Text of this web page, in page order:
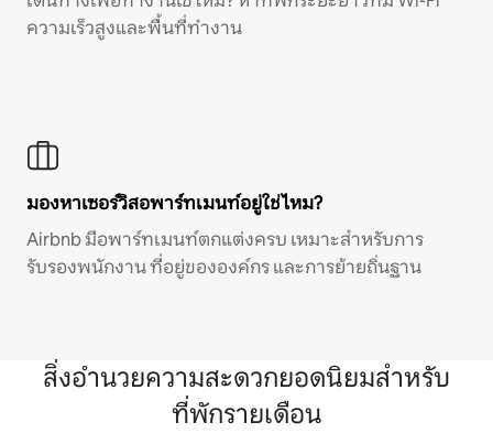
ความเร็วสูงและพื้นที่ทำงาน
มองหาเซอร์วิสอพาร์ทเมนท์อยู่ใช่ไหม?
Airbnb มีอพาร์ทเมนท์ตกแต่งครบ เหมาะสำหรับการ
รับรองพนักงาน ที่อยู่ขององค์กร และการย้ายถิ่นฐาน
สิ่งอำนวยความสะดวกยอดนิยมสำหรับ
ที่พักรายเดือน